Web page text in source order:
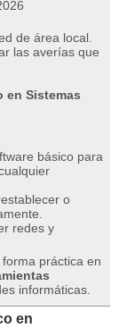
de área local.
las averías que
en Sistemas
básico para
o
redes y
práctica en
informáticas.
en